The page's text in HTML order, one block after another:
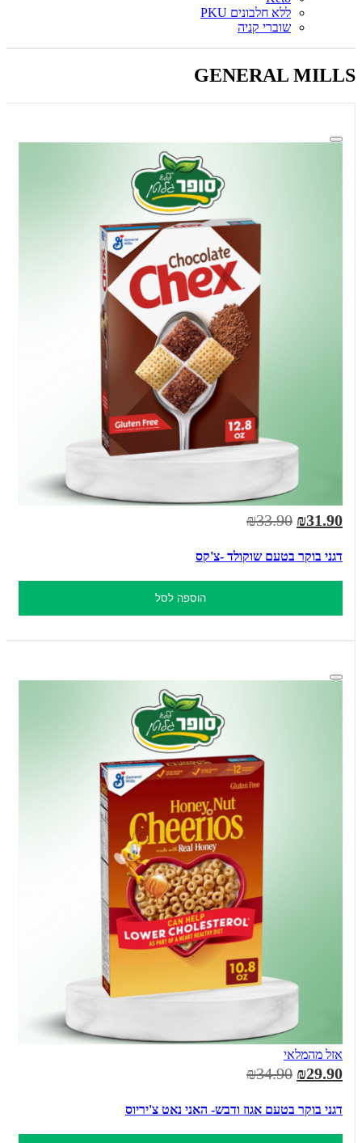
ללא חלבונים PKU
שוברי קניה
GENERAL MILLS
₪31.90
₪33.90
דגני בוקר בטעם שוקולד -צ'קס
הוספה לסל
אזל מהמלאי
₪29.90
₪34.90
דגני בוקר בטעם אגוז ודבש- האני נאט צ'יריוס